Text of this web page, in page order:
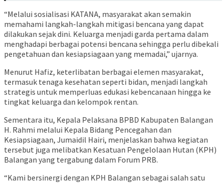
“Melalui sosialisasi KATANA, masyarakat akan semakin
memahami langkah-langkah mitigasi bencana yang dapat
dilakukan sejak dini. Keluarga menjadi garda pertama dalam
menghadapi berbagai potensi bencana sehingga perlu dibekali
pengetahuan dan kesiapsiagaan yang memadai,” ujarnya.
Menurut Hafiz, keterlibatan berbagai elemen masyarakat,
termasuk tenaga kesehatan seperti bidan, menjadi langkah
strategis untuk memperluas edukasi kebencanaan hingga ke
tingkat keluarga dan kelompok rentan.
Sementara itu, Kepala Pelaksana BPBD Kabupaten Balangan
H. Rahmi melalui Kepala Bidang Pencegahan dan
Kesiapsiagaan, Jumaidil Hairi, menjelaskan bahwa kegiatan
tersebut juga melibatkan Kesatuan Pengelolaan Hutan (KPH)
Balangan yang tergabung dalam Forum PRB.
“Kami bersinergi dengan KPH Balangan sebagai salah satu